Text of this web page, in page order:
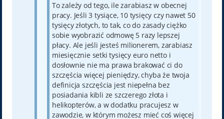
To zależy od tego, ile zarabiasz w obecnej
pracy. Jeśli 3 tysiące, 10 tysięcy czy nawet 50
tysięcy złotych, to tak, co do zasady ciężko
sobie wyobrazić odmowę 5 razy lepszej
płacy. Ale jeśli jesteś milionerem, zarabiasz
miesięcznie setki tysięcy euro netto i
dosłownie nie ma prawa brakować ci do
szczęścia więcej pieniędzy, chyba że twoja
definicja szczęścia jest niepełna bez
posiadania kibli ze szczerego złota i
helikopterów, a w dodatku pracujesz w
zawodzie, w którym możesz mieć coś więcej